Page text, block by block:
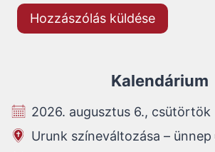
Kalendárium
2026. augusztus 6., csütörtök
Urunk színeváltozása – ünnep